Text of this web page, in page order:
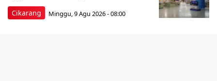
Cikarang Minggu, 9 Agu 2026 - 08:00